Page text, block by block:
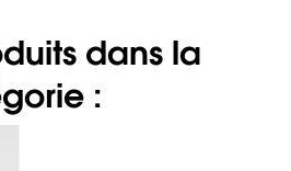
dans la
: